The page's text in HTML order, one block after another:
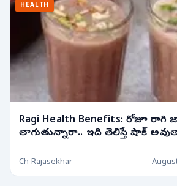
HEALTH
Ragi Health Benefits: రోజూ రాగి జావ
తాగుతున్నారా.. ఇది తెలిస్తే షాక్
Ch Rajasekhar